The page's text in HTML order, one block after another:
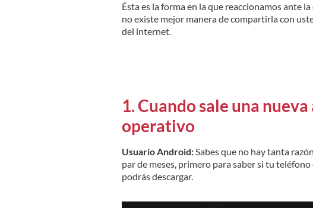
Ésta es la forma en la que reaccionamos ante
no existe mejor manera de compartirla con
del internet.
1. Cuando sale una
operativo
Usuario Android:Sabes que no hay tanta
par de meses, primero para saber si tu
podrás descargar.